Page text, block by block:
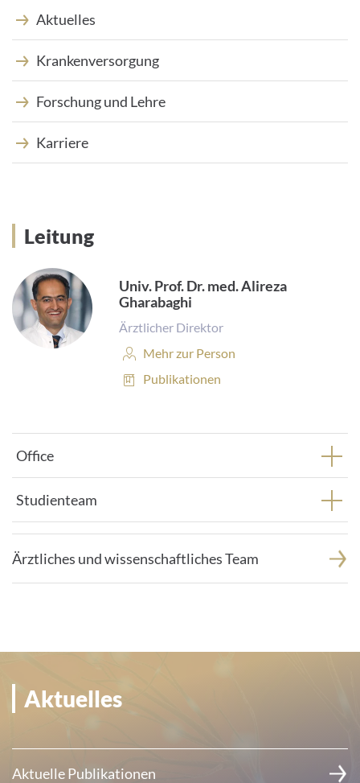
Aktuelles
Krankenversorgung
Forschung und Lehre
Karriere
Leitung
Univ. Prof. Dr. med. Alireza
Gharabaghi
Ärztlicher Direktor
Personenprofil:
Mehr zur Person
Publikationen:
Publikationen
Office
Studienteam
Ärztliches und wissenschaftliches Team
Aktuelles
Aktuelle Publikationen